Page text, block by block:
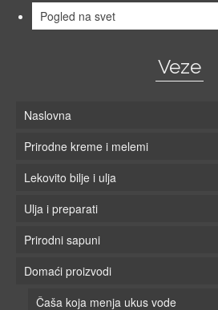
Pogled na svet
Veze
Naslovna
Prirodne kreme i melemi
Lekovito bilje i ulja
Ulja i preparati
Prirodni sapuni
Domaći proizvodi
Čaša koja menja ukus vode